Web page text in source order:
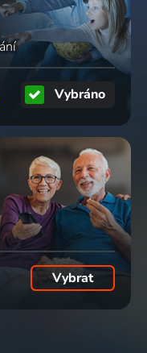
Vybráno
Vybrat